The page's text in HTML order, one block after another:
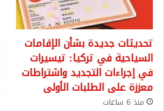
تحديثات جديدة بشأن الإقامات
السياحية في تركيا: تيسيرات
في إجراءات التجديد واشتراطات
معززة على الطلبات الأولى
منذ 6 ساعات